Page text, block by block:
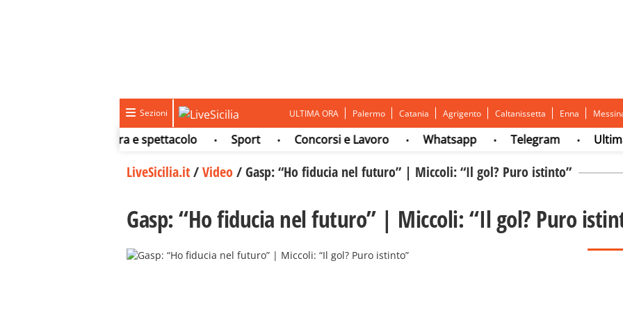
Sezioni ULTIMA ORA Palermo Catania Agrigento Caltanissetta Enna
Cultura e spettacolo • Sport • Concorsi e Lavoro • Whatsapp • Telegram • Ultima ora
LiveSicilia.it/Video/Gasp: “Ho fiducia nel futuro” | Miccoli: “Il gol? Puro istinto”
Gasp: “Ho fiducia nel futuro” | Miccoli: “Il gol? Puro